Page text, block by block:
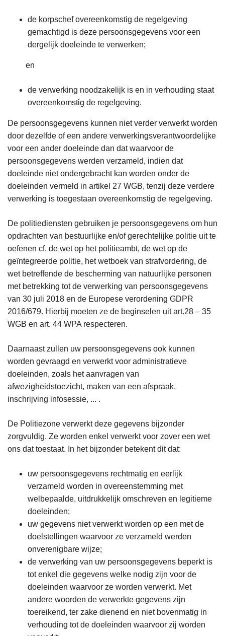
de korpschef overeenkomstig de regelgeving
gemachtigd is deze persoonsgegevens voor een
dergelijk doeleinde te verwerken;
en
de verwerking noodzakelijk is en in verhouding staat
overeenkomstig de regelgeving.
De persoonsgegevens kunnen niet verder verwerkt worden
door dezelfde of een andere verwerkingsverantwoordelijke
voor een ander doeleinde dan dat waarvoor de
persoonsgegevens werden verzameld, indien dat
doeleinde niet ondergebracht kan worden onder de
doeleinden vermeld in artikel 27 WGB, tenzij deze verdere
verwerking is toegestaan overeenkomstig de regelgeving.
De politiediensten gebruiken je persoonsgegevens om hun
opdrachten van bestuurlijke en/of gerechtelijke politie uit te
oefenen cf. de wet op het politieambt, de wet op de
geïntegreerde politie, het wetboek van strafvordering, de
wet betreffende de bescherming van natuurlijke personen
met betrekking tot de verwerking van persoonsgegevens
van 30 juli 2018 en de Europese verordening GDPR
2016/679. Hierbij moeten ze de beginselen uit art.28 – 35
WGB en art. 44 WPA respecteren.
Daarnaast zullen uw persoonsgegevens ook kunnen
worden gevraagd en verwerkt voor administratieve
doeleinden, zoals het aanvragen van
afwezigheidstoezicht, maken van een afspraak,
inschrijving infosessie, ... .
De Politiezone verwerkt deze gegevens bijzonder
zorgvuldig. Ze worden enkel verwerkt voor zover een wet
ons dat toestaat. In het bijzonder betekent dit dat:
uw persoonsgegevens rechtmatig en eerlijk
verzameld worden in overeenstemming met
welbepaalde, uitdrukkelijk omschreven en legitieme
doeleinden;
uw gegevens niet verwerkt worden op een met de
doelstellingen waarvoor ze verzameld werden
onverenigbare wijze;
de verwerking van uw persoonsgegevens beperkt is
tot enkel die gegevens welke nodig zijn voor de
doeleinden waarvoor ze worden verwerkt. Met
andere woorden de verwerkte gegevens zijn
toereikend, ter zake dienend en niet bovenmatig in
verhouding tot de doeleinden waarvoor zij worden